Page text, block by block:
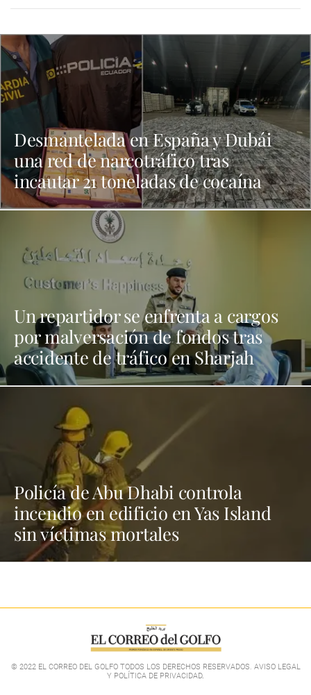
Desmantelada en España y Dubái
una red de narcotráfico tras
incautar 21 toneladas de cocaína
Un repartidor se enfrenta a cargos
por malversación de fondos tras
accidente de tráfico en Sharjah
Policía de Abu Dhabi controla
incendio en edificio en Yas Island
sin víctimas mortales
© 2022 EL CORREO DEL GOLFO TODOS LOS DERECHOS RESERVADOS. AVISO LEGAL
Y POLÍTICA DE PRIVACIDAD.